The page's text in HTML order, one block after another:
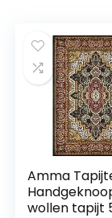
Amma
wollen tapijt